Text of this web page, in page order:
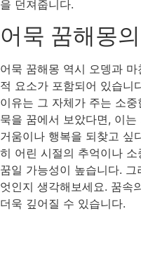
을 던져줍니다.
어묵 꿈해몽
어묵 꿈해몽 역시 오뎅과
적 요소가 포함되어 있습니
이유는 그 자체가 주는 소
묵을 꿈에서 보았다면, 이
거움이나 행복을 되찾고 싶
히 어린 시절의 추억이나
꿈일 가능성이 높습니다.
엇인지 생각해보세요. 꿈속
더욱 깊어질 수 있습니다.